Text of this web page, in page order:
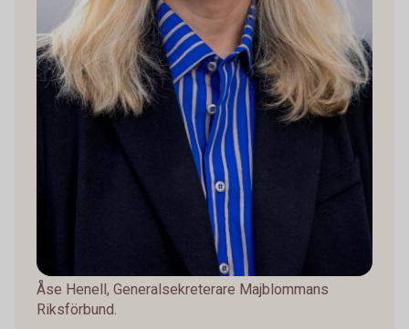
Åse Henell, Generalsekreterare Majblommans
Riksförbund.